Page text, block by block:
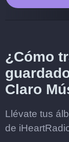
¿Cómo
Claro
Llévate tus
de